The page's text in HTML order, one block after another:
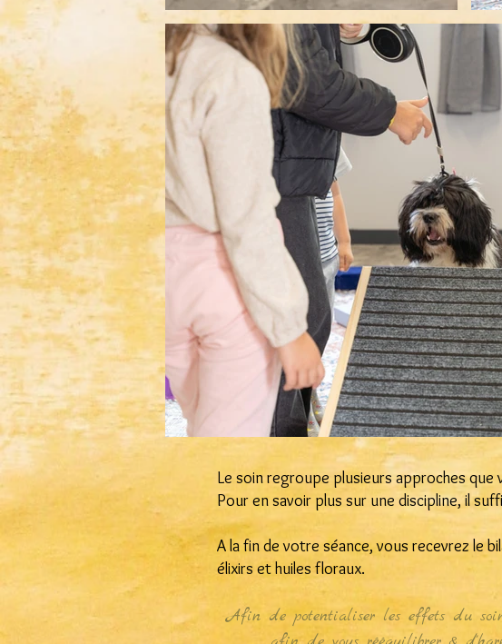
Le soin regroupe plusieurs approches
Pour en savoir plus sur une discipline, il
A la fin de votre séance, vous recevrez le
élixirs et huiles floraux.
Afin de potentialiser les effets du